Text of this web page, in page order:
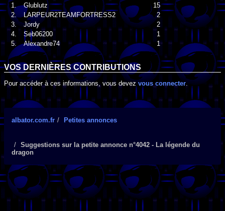
1.
Glublutz
15
2.
LARPEUR2TEAMFORTRESS2
2
3.
Jordy
2
4.
Seb06200
1
5.
Alexandre74 1
VOS DERNIÈRES CONTRIBUTIONS
Pour accéder à ces informations, vous devezvous connecter.
albator.com.fr Petites annonces
Suggestions sur la petite annonce n°4042 - La légende du
dragon